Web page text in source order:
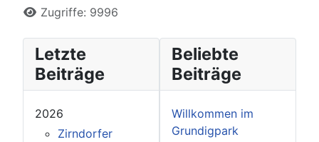
Zugriffe: 9996
Letzte
Beiträge
2026
Zirndorfer
Beliebte
Beiträge
Willkommen im
Grundigpark